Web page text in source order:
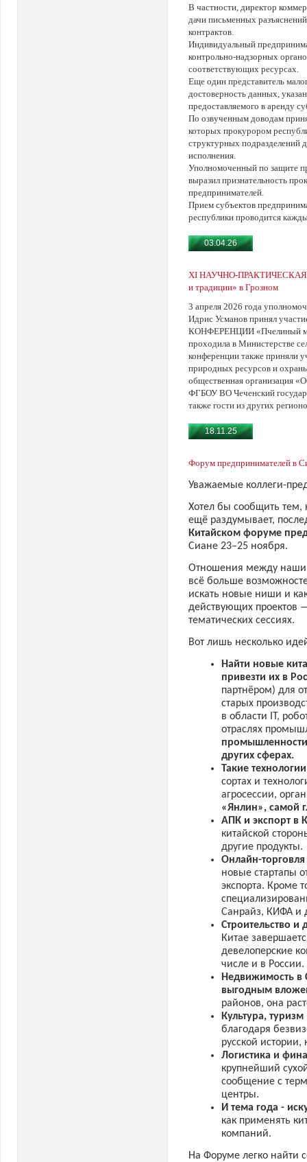
В частности, директор
дачи письменных
контрактов.
Индивидуальный
контрольно-надзорных
соответствующих ресурсах.
Еще один представитель
достоверность данных,
предоставляемого в аренду
По озвученным доводам
которых прокурором
структурных подразделений
исполнения.
Уполномоченный по защите
выразил признательность
предпринимателей.
Прием субъектов
республики проводится
03.04.26
XI НАУЧНО-ПРАКТИЧЕСКАЯ
и традиции» в Грозном
3 апреля 2026 года
Идрис Усманов принял
КОНФЕРЕНЦИИ «Пчелиный
проходила в Министерстве
конференции также приняли
природных ресурсов и
общественная организация
ФГБОУ ВО Чеченский
также гости из других
18.11.25
Форум предпринимателей в
Уважаемые коллеги-
Хотел бы сообщить тем,
ещё раздумывает,
Китайском форуме
Сиане 23–25 ноября.
Отношения между
всё больше
искать новые ниши и
действующих проектов
тематических сессиях.
Вот лишь несколько
Найти новые
привезти их в
партнёром) для
старых
в области IT,
отраслях
других сферах.
Такие
сортах и
агросессии,
«Янлин», самой
АПК и экспорт в
китайской
другие продукты.
Онлайн-торговля
новые стартапы
экспорта. Кроме
Санрайз, КИФА и
Строительство и
Китае
девелоперские
числе и в России.
Недвижимость в
выгодным
районов, она
Культура, туризм
благодаря
русской истории,
Логистика и
крупнейший
сообщение с
центры.
И тема года -
как применять
компаний.
На Форуме легко найти